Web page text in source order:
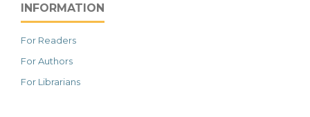
INFORMATION
For Readers
For Authors
For Librarians